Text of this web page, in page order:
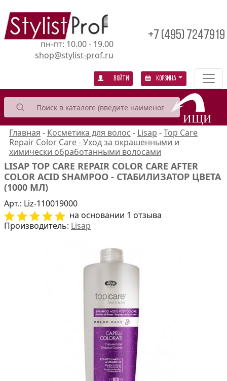
пн-пт: 10.00 - 19.00
shop@stylist-prof.ru
+7 (495) 7247919
Войти Корзина
Главная - Косметика для волос - Lisap -Top Care
Repair Color Care - Уход за окрашенными и
химически обработанными волосами
LISAP TOP CARE REPAIR COLOR CARE AFTER
COLOR ACID SHAMPOO - СТАБИЛИЗАТОР ЦВЕТА
(1000 МЛ)
Арт.: Liz-110019000
на основании 1 отзыва
Производитель: Lisap